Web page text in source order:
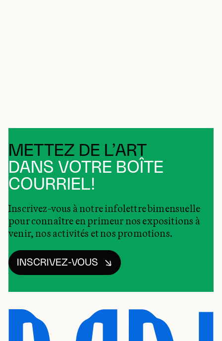
METTEZ DE L’ART
DANS VOTRE BOÎTE
COURRIEL!
Inscrivez-vous à notre infolettre bimensuelle
pour connaître en primeur nos expositions à
venir, nos activités et nos promotions.
INSCRIVEZ-VOUS